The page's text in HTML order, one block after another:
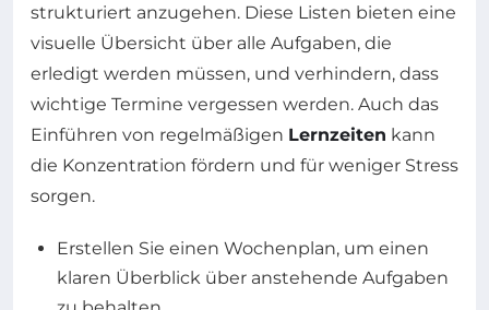
strukturiert anzugehen. Diese Listen bieten eine
visuelle Übersicht über alle Aufgaben, die
erledigt werden müssen, und verhindern, dass
wichtige Termine vergessen werden. Auch das
Einführen von regelmäßigen Lernzeiten kann
die Konzentration fördern und für weniger Stress
sorgen.
Erstellen Sie einen Wochenplan, um einen
klaren Überblick über anstehende Aufgaben